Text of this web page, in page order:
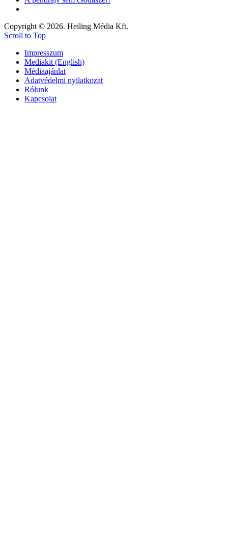
Copyright © 2026. Heiling Média Kft.
Scroll to Top
Impresszum
Mediakit (English)
Médiaajánlat
Adatvédelmi nyilatkozat
Rólunk
Kapcsolat